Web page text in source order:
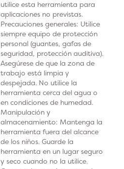
utilice esta herramienta para
aplicaciones no previstas.
Precauciones generales: Utilice
siempre equipo de protección
personal (guantes, gafas de
seguridad, protección auditiva).
Asegúrese de que la zona de
trabajo está limpia y
despejada. No utilice la
herramienta cerca del agua o
en condiciones de humedad.
Manipulación y
almacenamiento: Mantenga la
herramienta fuera del alcance
de los niños. Guarde la
herramienta en un lugar seguro
y seco cuando no la utilice.